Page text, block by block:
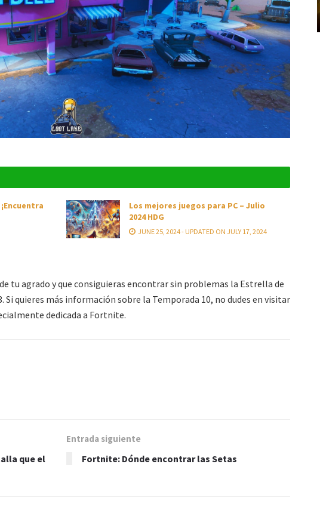
Los mejores juegos para PC – Julio
2024 HDG
JUNE 25, 2024 - UPDATED ON JULY 17, 2024
tu agrado y que consiguieras encontrar sin problemas la Estrella de
Si quieres más información sobre la Temporada 10, no dudes en visitar
dedicada a Fortnite.
que el
Entrada siguiente
Fortnite: Dónde encontrar las Setas